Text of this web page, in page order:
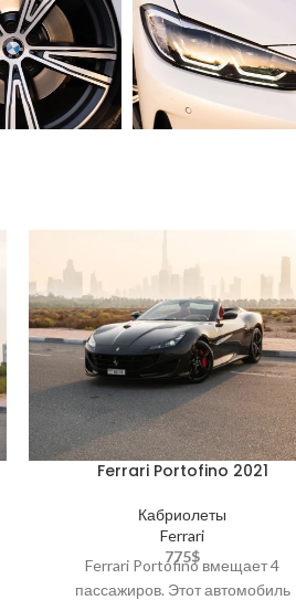
Ferrari Portofino 2021
Кабриолеты
Ferrari
775$
Ferrari Portofino вмещает 4
пассажиров. Этот автомобиль